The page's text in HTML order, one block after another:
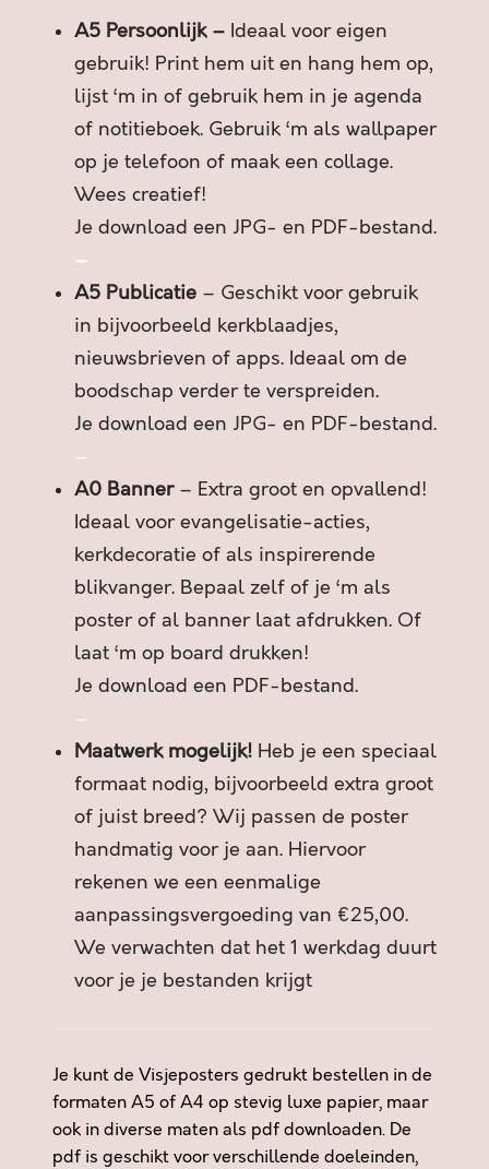
I
E
S
A
A
R
Z
N
V
E
H
A
A
L
L
J
F
a
a
n
t
A5 Persoonlijk – Ideaal voor eigen
gebruik! Print hem uit en hang hem op,
lijst ‘m in of gebruik hem in je agenda
of notitieboek. Gebruik ‘m als wallpaper
op je telefoon of maak een collage.
Wees creatief!
Je download een JPG- en PDF-bestand.
–
A5 Publicatie – Geschikt voor gebruik
in bijvoorbeeld kerkblaadjes,
nieuwsbrieven of apps. Ideaal om de
boodschap verder te verspreiden.
Je download een JPG- en PDF-bestand.
–
A0 Banner– Extra groot en opvallend!
Ideaal voor evangelisatie-acties,
kerkdecoratie of als inspirerende
blikvanger. Bepaal zelf of je ‘m als
poster of al banner laat afdrukken. Of
laat ‘m op board drukken!
Je download een PDF-bestand.
–
Maatwerk mogelijk! Heb je een speciaal
formaat nodig, bijvoorbeeld extra groot
of juist breed? Wij passen de poster
handmatig voor je aan. Hiervoor
rekenen we een eenmalige
aanpassingsvergoeding van €25,00.
We verwachten dat het 1 werkdag duurt
voor je je bestanden krijgt
Je kunt de Visjeposters gedrukt bestellen in de
formaten A5 of A4 op stevig luxe papier, maar
ook in diverse maten als pdf downloaden. De
pdf is geschikt voor verschillende doeleinden,